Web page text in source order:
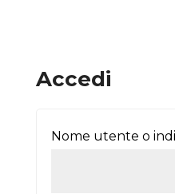
Accedi
Nome utente o